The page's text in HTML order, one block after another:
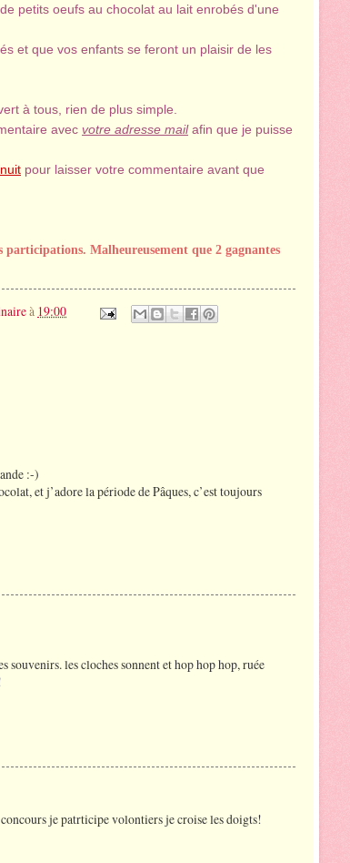
petits oeufs au chocolat au lait enrobés d'une
et que vos enfants se feront un plaisir de les
à tous, rien de plus simple.
avec votre adresse mailafin que je puisse
pour laisser votre commentaire avant que
Malheureusement que 2 gagnantes
à 19:00
:-)
et j’adore la période de Pâques, c’est toujours
souvenirs. les cloches sonnent et hop hop hop, ruée
je patrticipe volontiers je croise les doigts!